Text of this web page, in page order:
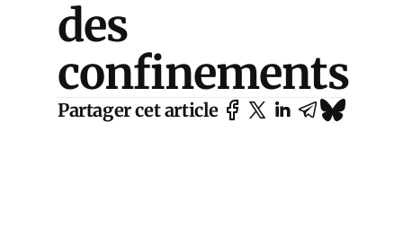
des
confinements
Partager cet article